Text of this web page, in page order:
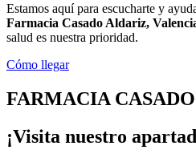
Estamos aquí para escucharte y
Farmacia Casado Aldariz,
salud es nuestra prioridad.
Cómo llegar
FARMACIA CASADO
¡Visita nuestro